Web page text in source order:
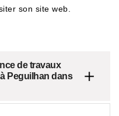
son site web.
de travaux
Peguilhan dans